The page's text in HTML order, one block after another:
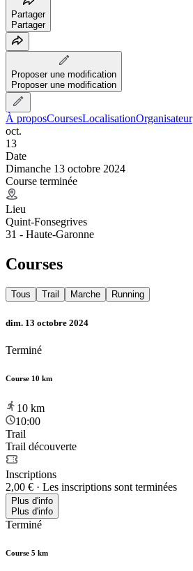
Partager
Partager
Proposer une modification
Proposer une modification
À proposCoursesLocalisationOrganisateur
oct.
13
Date
Dimanche 13 octobre 2024
Course terminée
Lieu
Quint-Fonsegrives
31 - Haute-Garonne
Courses
Tous Trail Marche Running
dim. 13 octobre 2024
Terminé
Course 10 km
10 km
10:00
Trail
Trail découverte
Inscriptions
2,00 € · Les inscriptions sont terminées
Plus d'info
Plus d'info
Terminé
Course 5 km